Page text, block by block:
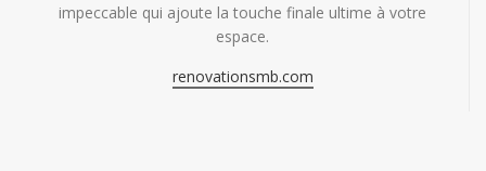
impeccable qui ajoute la touche finale ultime à votre
espace.
renovationsmb.com